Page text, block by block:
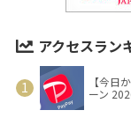
アクセスラン
【今日
ーン